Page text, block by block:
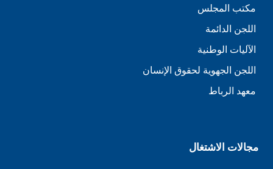
مكتب المجلس
اللجن الدائمة
الآليات الوطنية
اللجن الجهوية لحقوق الإنسان
معهد الرباط
مجالات الاشتغال